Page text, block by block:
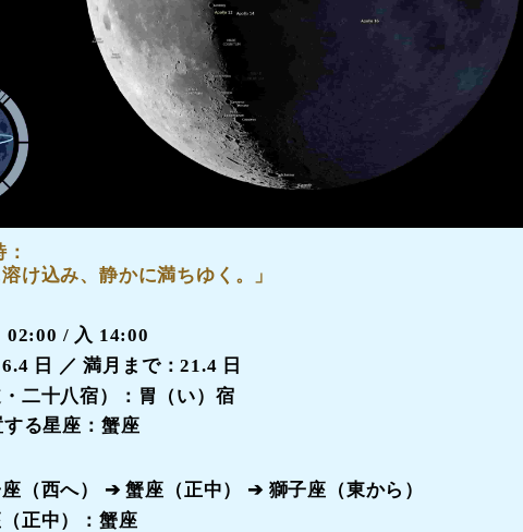
け込み、静かに満ちゆく。
」
02:00 / 入 14:00
6.4 日 ／ 満月まで：21.4 日
二十八宿）： 胃（い）宿
する星座：蟹座
（西へ） ➔蟹座（正中） ➔ 獅子座（東から）
正中）： 蟹座